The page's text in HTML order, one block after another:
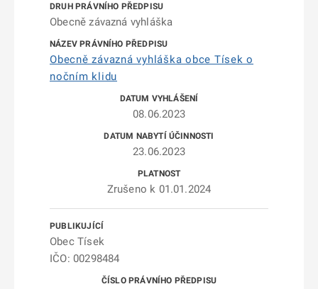
Obecně závazná vyhláška
Obecně závazná vyhláška obce Tísek o
nočním klidu
08.06.2023
23.06.2023
Zrušeno k 01.01.2024
Obec Tísek
IČO: 00298484